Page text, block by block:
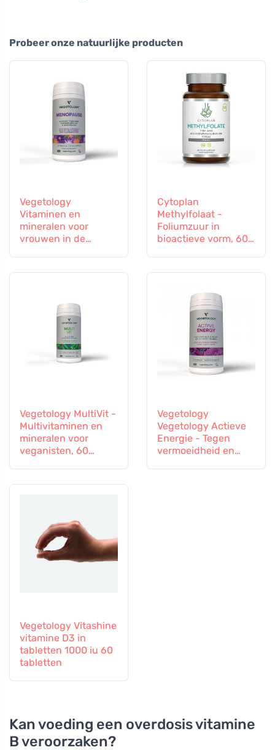
Probeer onze natuurlijke producten
Vegetology
Vitaminen en
mineralen voor
vrouwen in de
Cytoplan
Methylfolaat -
Foliumzuur in
bioactieve vorm, 60
Vegetology MultiVit -
Multivitaminen en
mineralen voor
veganisten, 60
Vegetology
Vegetology Actieve
Energie - Tegen
vermoeidheid en
Vegetology Vitashine
vitamine D3 in
tabletten 1000 iu 60
tabletten
Kan voeding een overdosis vitamine
B veroorzaken?